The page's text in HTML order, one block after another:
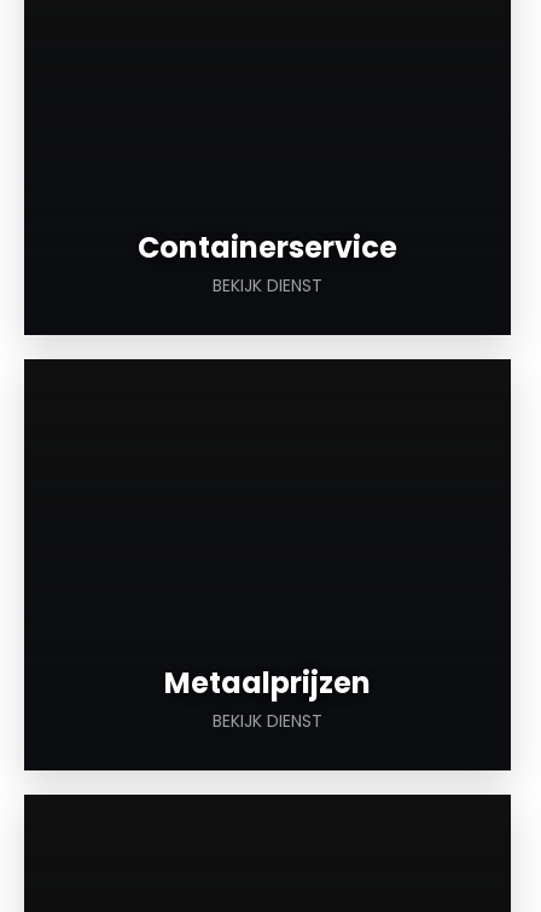
Containerservice
BEKIJK DIENST
Metaalprijzen
BEKIJK DIENST